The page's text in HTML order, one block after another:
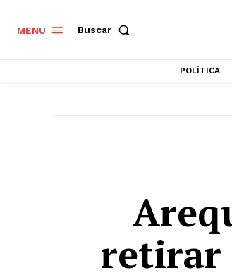
MENU Buscar
POLÍTICA
retirar